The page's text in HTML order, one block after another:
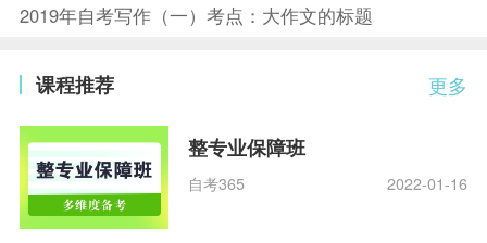
2019年自考写作（一）考点：大作文的标题
更多
课程推荐
整专业保障班
自考365 2022-01-16